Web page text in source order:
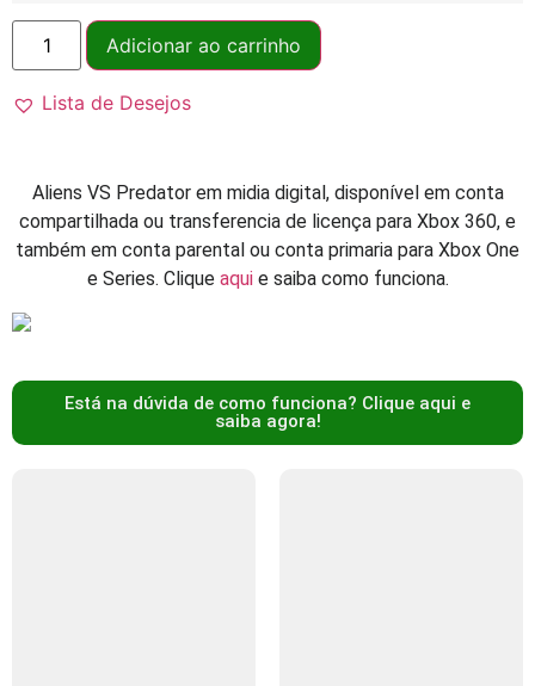
Adicionar ao carrinho
Lista de Desejos
Aliens VS Predator em midia digital, disponível em conta
compartilhada ou transferencia de licença para Xbox 360, e
também em conta parental ou conta primaria para Xbox One
e Series. Clique aquie saiba como funciona.
Está na dúvida de como funciona? Clique aqui e
saiba agora!